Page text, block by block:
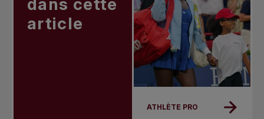
dans cette
article
ATHLÈTE PRO